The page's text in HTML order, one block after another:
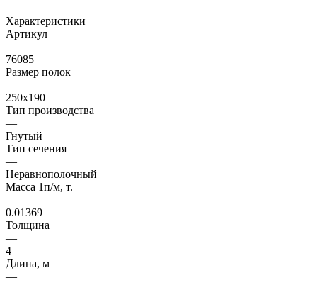
Характеристики
Артикул
—
76085
Размер полок
—
250х190
Тип производства
—
Гнутый
Тип сечения
—
Неравнополочный
Масса 1п/м, т.
—
0.01369
Толщина
—
4
Длина, м
—